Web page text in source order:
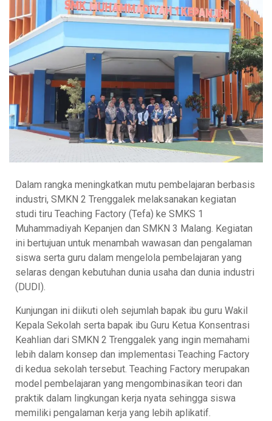
Dalam rangka meningkatkan mutu pembelajaran berbasis
industri, SMKN 2 Trenggalek melaksanakan kegiatan
studi tiru Teaching Factory (Tefa) ke SMKS 1
Muhammadiyah Kepanjen dan SMKN 3 Malang. Kegiatan
ini bertujuan untuk menambah wawasan dan pengalaman
siswa serta guru dalam mengelola pembelajaran yang
selaras dengan kebutuhan dunia usaha dan dunia industri
(DUDI).
Kunjungan ini diikuti oleh sejumlah bapak ibu guru Wakil
Kepala Sekolah serta bapak ibu Guru Ketua Konsentrasi
Keahlian dari SMKN 2 Trenggalek yang ingin memahami
lebih dalam konsep dan implementasi Teaching Factory
di kedua sekolah tersebut. Teaching Factory merupakan
model pembelajaran yang mengombinasikan teori dan
praktik dalam lingkungan kerja nyata sehingga siswa
memiliki pengalaman kerja yang lebih aplikatif.